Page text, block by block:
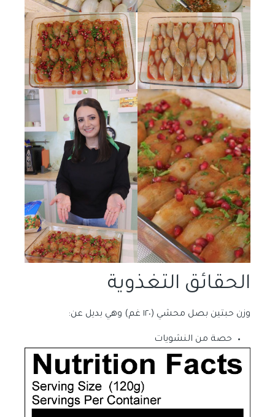
الحقائق التغذوية
وزن حبتين بصل محشي (١٢٠ غم) وهي بديل عن:
حصة من النشويات